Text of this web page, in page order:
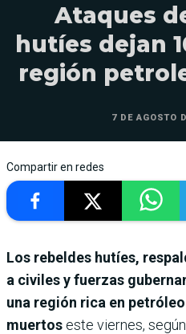
Ataques
hutíes dejan
región
7 DE AGOSTO
Compartir en redes
Los rebeldes hutíes,
a civiles y fuerzas
una región rica en
muertos este viernes,